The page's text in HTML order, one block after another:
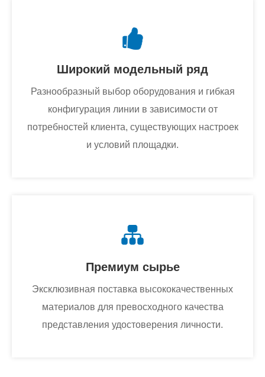
Широкий модельный ряд
Разнообразный выбор оборудования и гибкая
конфигурация линии в зависимости от
потребностей клиента, существующих настроек
и условий площадки.
Премиум сырье
Эксклюзивная поставка высококачественных
материалов для превосходного качества
представления удостоверения личности.